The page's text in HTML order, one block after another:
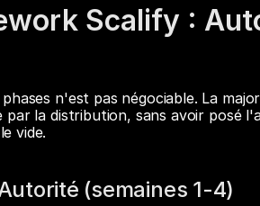
Scalify :
n'est pas négociable. La
par la distribution, sans avoir posé
vide.
(semaines 1-4)